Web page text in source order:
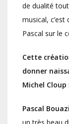
de dualité
musical,
Pascal sur le
Cette
donner
Michel Cloup
Pascal
un très beau